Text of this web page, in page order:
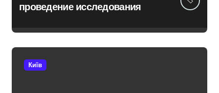
проведение исследования
Київ